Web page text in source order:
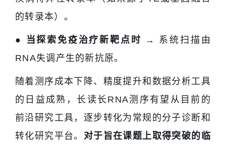
的转录本）。
● 当探索免疫治疗新靶点时 → 系统扫描由
RNA失调产生的新抗原。
随着测序成本下降、精度提升和数据分析工具
的日益成熟，长读长RNA测序有望从目前的
前沿研究工具，逐步转化为常规的分子诊断和
转化研究平台。 对于旨在课题上取得突破的临